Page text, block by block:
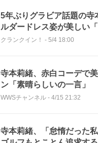
5年ぶりグラビア話題の寺
ルダードレス姿が美しい
ワイイ」
クランクイン！ - 5/4 18:00
寺本莉緒、赤白コーデで
ン「素晴らしいの一言」
WWSチャンネル - 4/15 21:32
寺本莉緒、「怠惰だった